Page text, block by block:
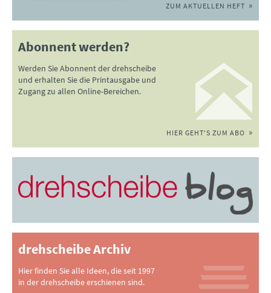
ZUM AKTUELLEN HEFT
Abonnent werden?
Werden Sie Abonnent der drehscheibe
und erhalten Sie die Printausgabe und
Zugang zu allen Online-Bereichen.
HIER GEHT'S ZUM ABO
drehscheibe Archiv
Hier finden Sie alle Ideen, die seit 1997
in der drehscheibe erschienen sind.